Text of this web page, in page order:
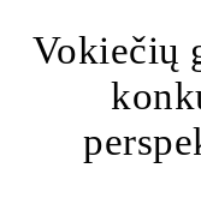
Vokiečių